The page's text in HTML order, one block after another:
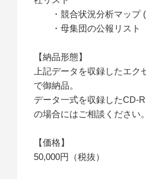
・競合状況分析マップ (
・母集団の公報リスト
【納品形態】
上記データを収録したエ
で御納品。
データ一式を収録したCD-
の場合にはご相談ください。
【価格】
50,000円（税抜）